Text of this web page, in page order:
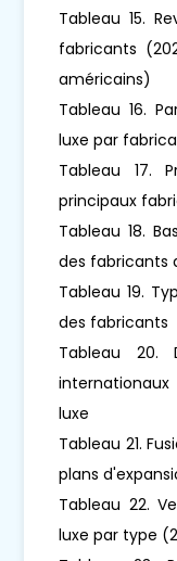
Tableau 15.
fabricants
américains)
Tableau 16.
luxe par
Tableau 17.
principaux
Tableau 18.
des fabricants
Tableau 19.
des fabricants
Tableau 20.
luxe
Tableau 21.
plans
Tableau 22.
luxe par type